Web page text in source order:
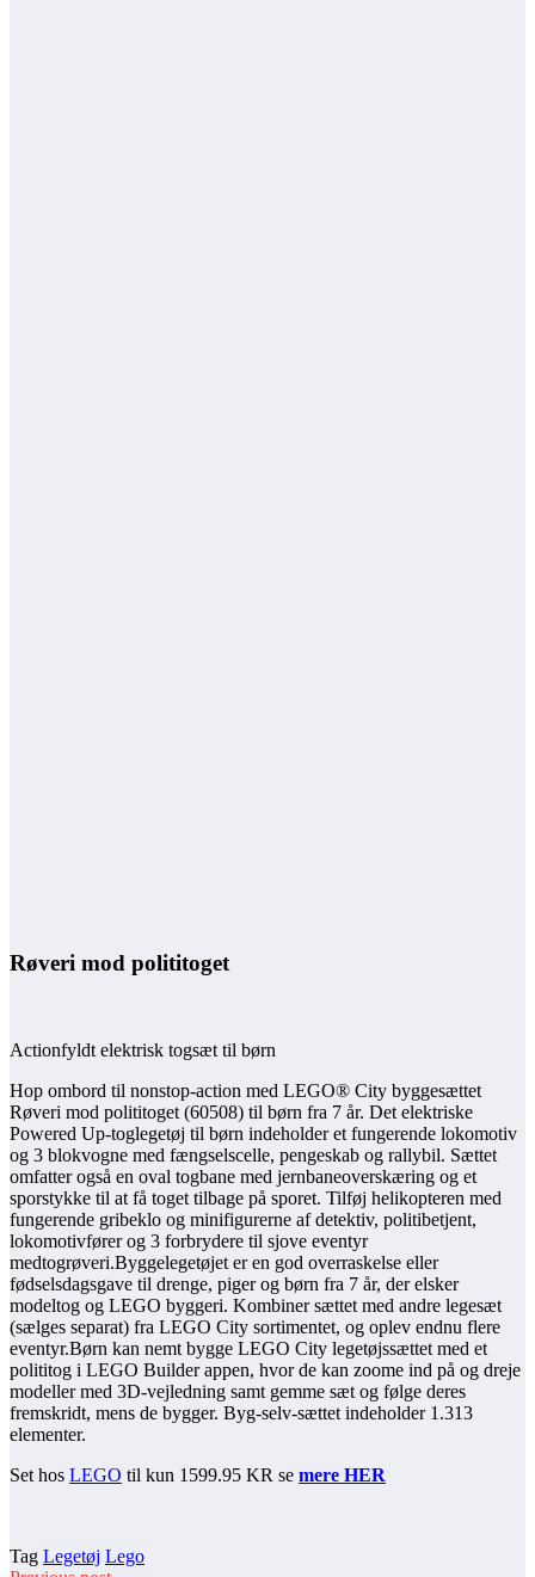
Røveri mod polititoget
Actionfyldt elektrisk togsæt til børn
Hop ombord til nonstop-action med LEGO® City byggesættet
Røveri mod polititoget (60508) til børn fra 7 år. Det elektriske
Powered Up-toglegetøj til børn indeholder et fungerende lokomotiv
og 3 blokvogne med fængselscelle, pengeskab og rallybil. Sættet
omfatter også en oval togbane med jernbaneoverskæring og et
sporstykke til at få toget tilbage på sporet. Tilføj helikopteren med
fungerende gribeklo og minifigurerne af detektiv, politibetjent,
lokomotivfører og 3 forbrydere til sjove eventyr
medtogrøveri.Byggelegetøjet er en god overraskelse eller
fødselsdagsgave til drenge, piger og børn fra 7 år, der elsker
modeltog og LEGO byggeri. Kombiner sættet med andre legesæt
(sælges separat) fra LEGO City sortimentet, og oplev endnu flere
eventyr.Børn kan nemt bygge LEGO City legetøjssættet med et
polititog i LEGO Builder appen, hvor de kan zoome ind på og dreje
modeller med 3D-vejledning samt gemme sæt og følge deres
fremskridt, mens de bygger. Byg-selv-sættet indeholder 1.313
elementer.
Set hos LEGO til kun 1599.95 KR se mere HER
Tag Legetøj Lego